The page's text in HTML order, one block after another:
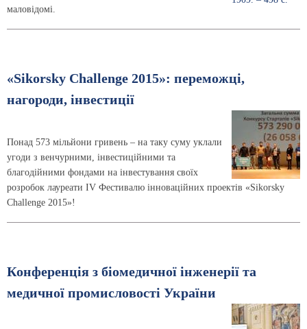
маловідомі.
«Sikorsky Challenge 2015»: переможці,
нагороди, інвестиції
Понад 573 мільйони гривень – на таку суму уклали
угоди з венчурними, інвестиційними та
благодійними фондами на інвестування своїх
розробок лауреати IV Фестивалю інноваційних проектів «Sikorsky
Challenge 2015»!
Конференція з біомедичної інженерії та
медичної промисловості України